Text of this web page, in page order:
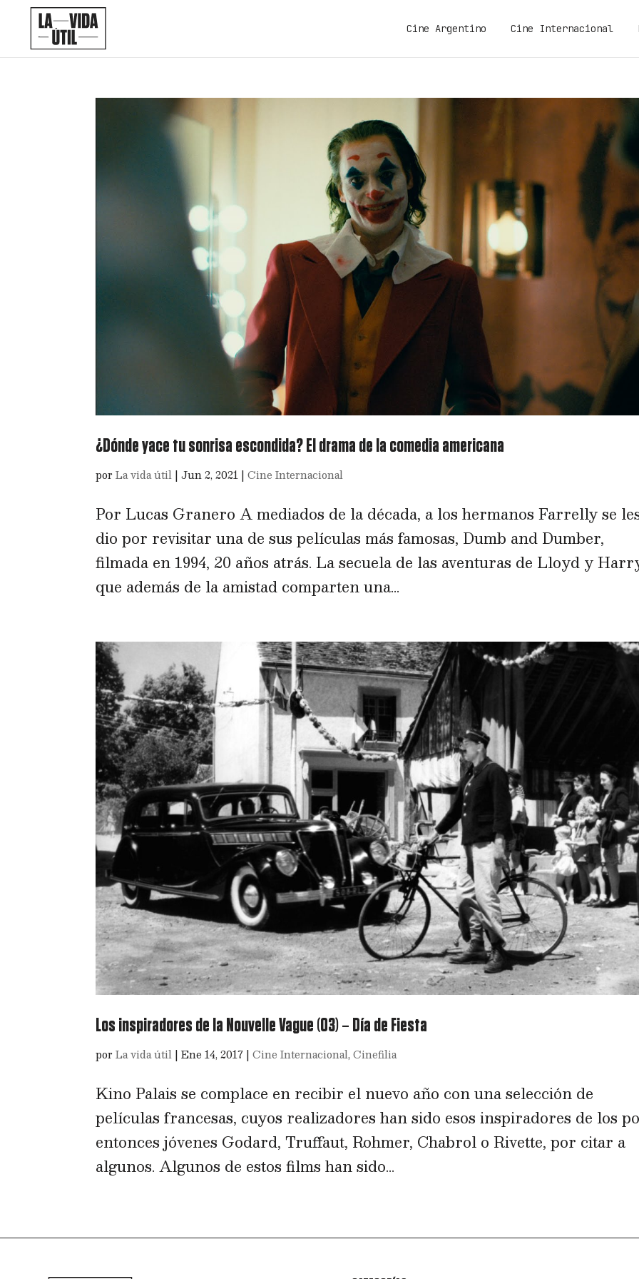
Cine Argentino Cine Internacional
¿Dónde yace tu sonrisa escondida? El drama de la comedia americana
porLa vida útil |Jun 2, 2021 |Cine Internacional
Por Lucas Granero A mediados de la década, a los hermanos Farrelly se
dio por revisitar una de sus películas más famosas, Dumb and Dumber,
filmada en 1994, 20 años atrás. La secuela de las aventuras de Lloyd y
que además de la amistad comparten una...
Los inspiradores de la Nouvelle Vague (03) – Día de Fiesta
porLa vida útil |Ene 14, 2017 |Cine Internacional,Cinefilia
Kino Palais se complace en recibir el nuevo año con una selección de
películas francesas, cuyos realizadores han sido esos inspiradores de los
entonces jóvenes Godard, Truffaut, Rohmer, Chabrol o Rivette, por citar a
algunos. Algunos de estos films han sido...